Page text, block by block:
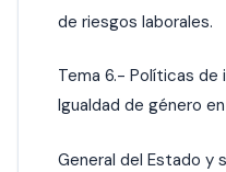
de riesgos laborales.
Tema 6.- Políticas de
Igualdad de género
General del Estado y